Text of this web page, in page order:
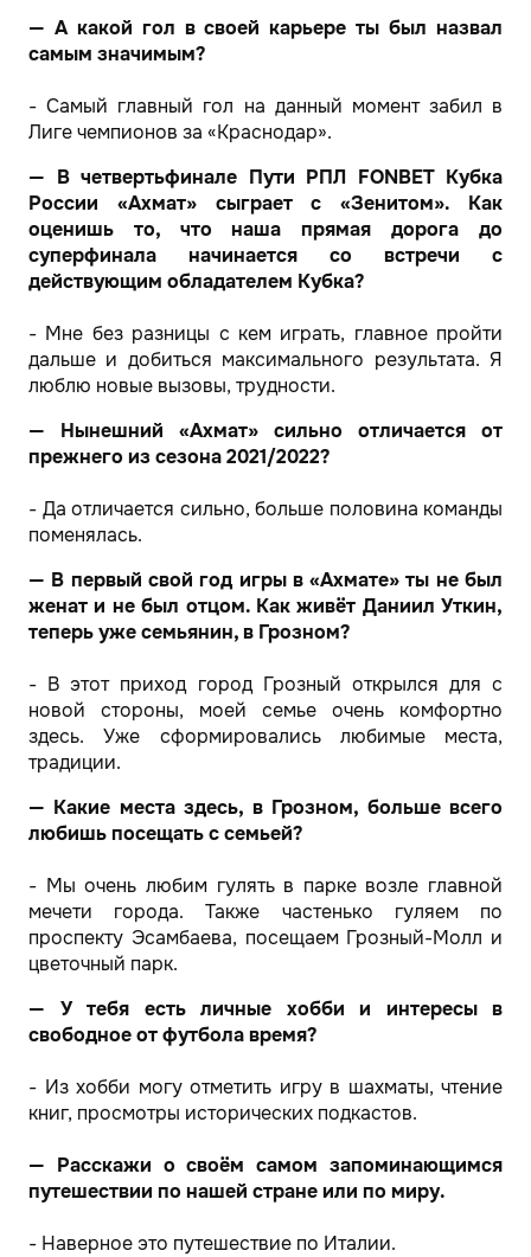
— А какой гол в своей карьере ты был назвал
самым значимым?
- Самый главный гол на данный момент забил в
Лиге чемпионов за «Краснодар».
— В четвертьфинале Пути РПЛ FONBET Кубка
России «Ахмат» сыграет с «Зенитом». Как
оценишь то, что наша прямая дорога до
суперфинала начинается со встречи с
действующим обладателем Кубка?
- Мне без разницы с кем играть, главное пройти
дальше и добиться максимального результата. Я
люблю новые вызовы, трудности.
— Нынешний «Ахмат» сильно отличается от
прежнего из сезона 2021/2022?
- Да отличается сильно, больше половина команды
поменялась.
— В первый свой год игры в «Ахмате» ты не был
женат и не был отцом. Как живёт Даниил Уткин,
теперь уже семьянин, в Грозном?
- В этот приход город Грозный открылся для с
новой стороны, моей семье очень комфортно
здесь. Уже сформировались любимые места,
традиции.
— Какие места здесь, в Грозном, больше всего
любишь посещать с семьей?
- Мы очень любим гулять в парке возле главной
мечети города. Также частенько гуляем по
проспекту Эсамбаева, посещаем Грозный-Молл и
цветочный парк.
— У тебя есть личные хобби и интересы в
свободное от футбола время?
- Из хобби могу отметить игру в шахматы, чтение
книг, просмотры исторических подкастов.
— Расскажи о своём самом запоминающимся
путешествии по нашей стране или по миру.
- Наверное это путешествие по Италии.